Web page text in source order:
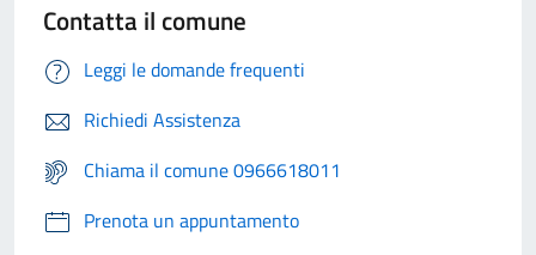
Contatta il comune
Leggi le domande frequenti
Richiedi Assistenza
Chiama il comune 0966618011
Prenota un appuntamento